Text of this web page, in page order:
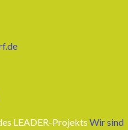
LEADER-Projekts Wir sind